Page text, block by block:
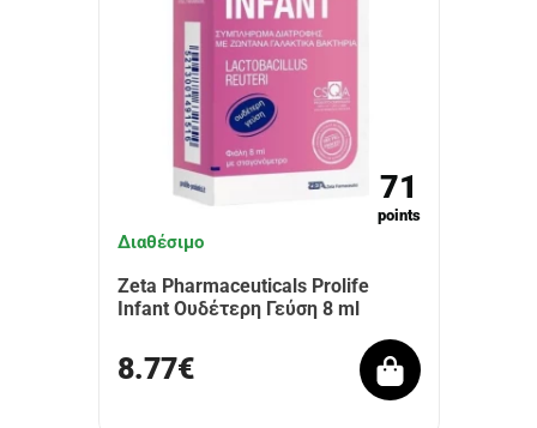
71
points
Διαθέσιμο
Zeta Pharmaceuticals Prolife
Infant Ουδέτερη Γεύση 8 ml
8.77€